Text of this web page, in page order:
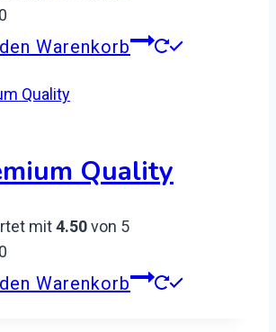
Warenkorb
Quality
mit4.50von 5
Warenkorb